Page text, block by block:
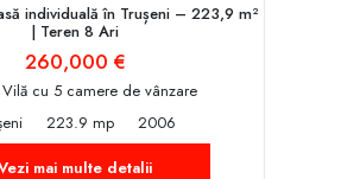
individuală în Trușeni – 223,9 m²
| Teren 8 Ari
260,000 €
cu 5 camere de vânzare
223.9 mp
2006
mai multe detalii